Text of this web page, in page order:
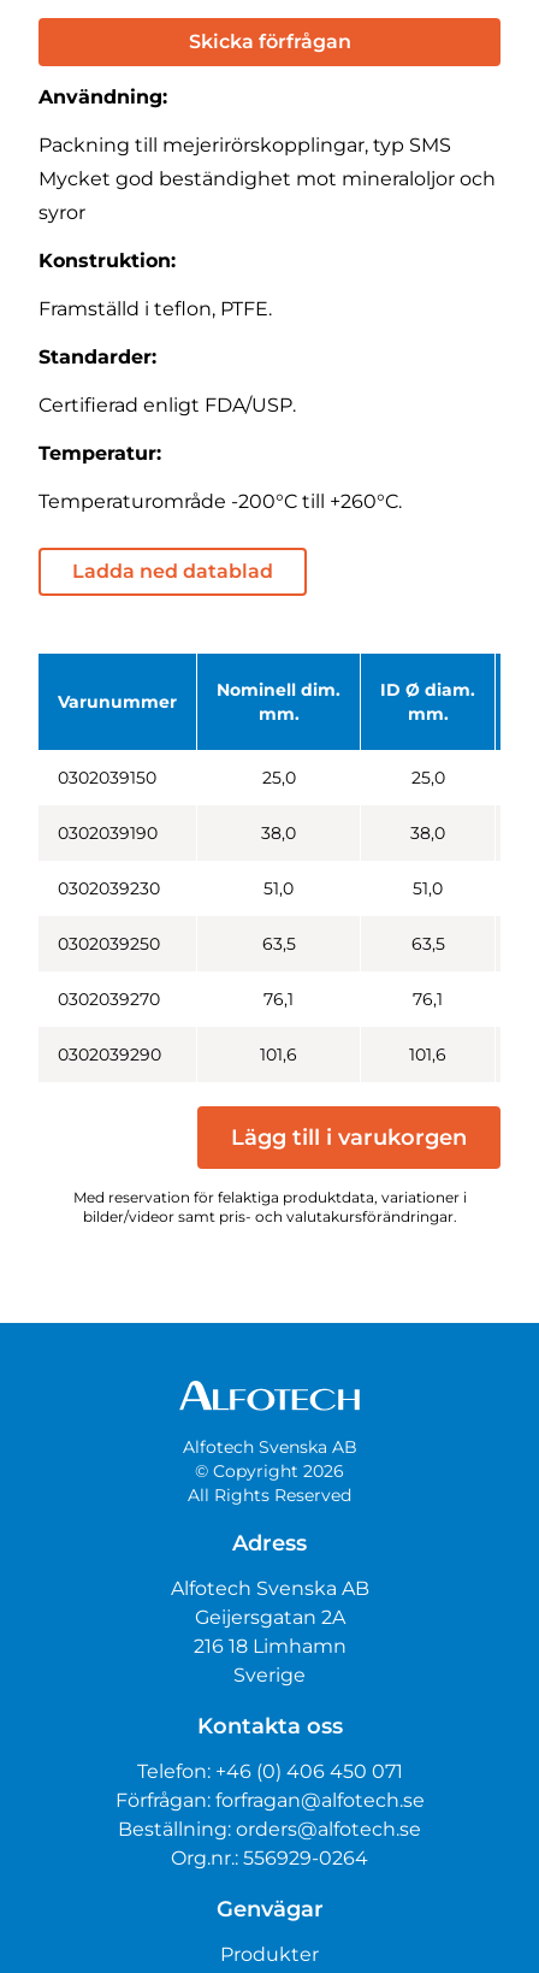
Skicka förfrågan
Användning:
Packning till mejerirörskopplingar, typ SMS
Mycket god beständighet mot mineraloljor och
syror
Konstruktion:
Framställd i teflon, PTFE.
Standarder:
Certifierad enligt FDA/USP.
Temperatur:
Temperaturområde -200°C till +260°C.
Ladda ned datablad
Varunummer
Nominell dim.
mm.
ID Ø diam.
mm.
0302039150 25,0 25,0
0302039190 38,0 38,0
0302039230 51,0 51,0
0302039250 63,5 63,5
0302039270 76,1 76,1
0302039290 101,6 101,6
Lägg till i varukorgen
Med reservation för felaktiga produktdata, variationer i
bilder/videor samt pris- och valutakursförändringar.
Alfotech Svenska AB
© Copyright 2026
All Rights Reserved
Adress
Alfotech Svenska AB
Geijersgatan 2A
216 18 Limhamn
Sverige
Kontakta oss
Telefon: +46 (0) 406 450 071
Förfrågan: forfragan@alfotech.se
Beställning: orders@alfotech.se
Org.nr.: 556929-0264
Genvägar
Produkter